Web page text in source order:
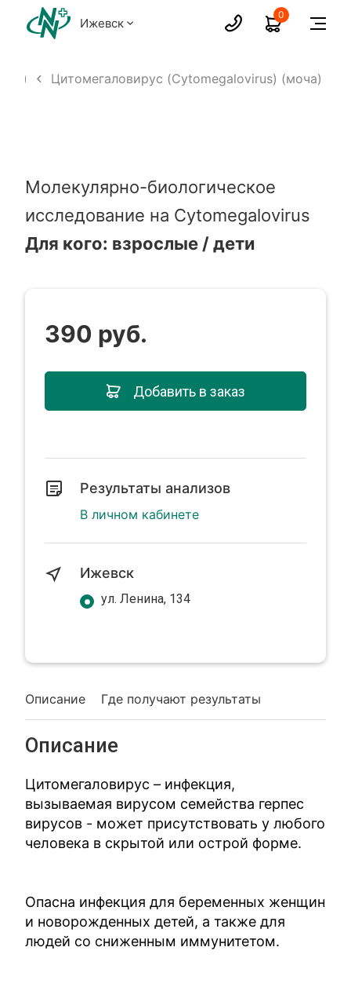
Ижевск
0
Цитомегаловирус (Cytomegalovirus) (моча)
Молекулярно-биологическое
исследование на Cytomegalovirus
Для кого: взрослые / дети
Описание Где получают результаты
Описание
Цитомегаловирус – инфекция,
вызываемая вирусом семейства герпес
вирусов - может присутствовать у любого
человека в скрытой или острой форме.
Опасна инфекция для беременных женщин
и новорожденных детей, а также для
людей со сниженным иммунитетом.
390 руб.
Добавить в заказ
Результаты анализов
В личном кабинете
Ижевск
ул. Ленина, 134